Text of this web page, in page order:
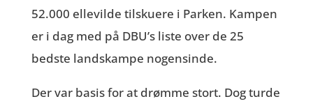
52.000 ellevilde tilskuere i Parken. Kampen
er i dag med på DBU’s liste over de 25
bedste landskampe nogensinde.
Der var basis for at drømme stort. Dog turde